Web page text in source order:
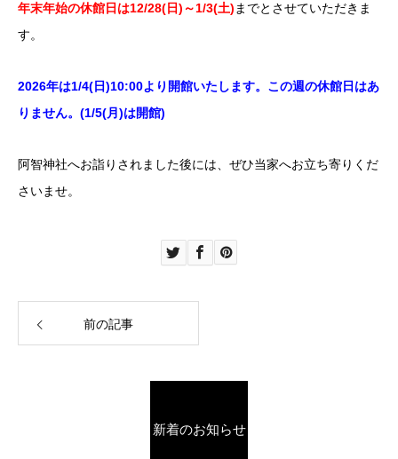
年末年始の休館日は12/28(日) ～1/3(土) までとさせていただきま
す。
2026年は1/4(日)10:00より開館いたします。この週の休館日はあ
りません。(1/5(月)は開館)
阿智神社へお詣りされました後には、ぜひ当家へお立ち寄りくだ
さいませ。
前の記事
新着のお知らせ